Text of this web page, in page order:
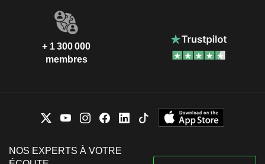
+ 1 300 000
membres
NOS EXPERTS À VOTRE